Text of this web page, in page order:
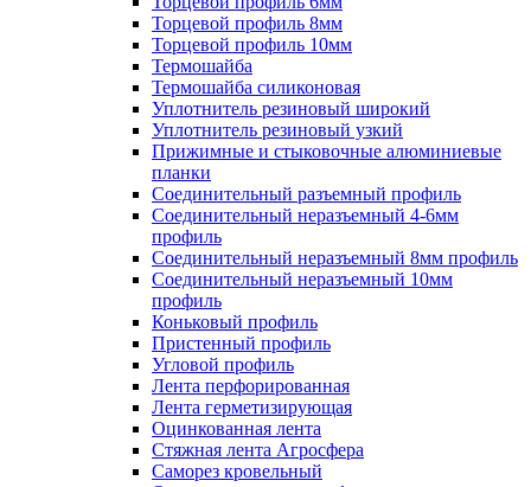
Торцевой профиль 8мм
Торцевой профиль 10мм
Термошайба
Термошайба силиконовая
Уплотнитель резиновый широкий
Уплотнитель резиновый узкий
Прижимные и стыковочные алюминиевые
планки
Соединительный разъемный профиль
Соединительный неразъемный 4-6мм
профиль
Соединительный неразъемный 8мм профиль
Соединительный неразъемный 10мм
профиль
Коньковый профиль
Пристенный профиль
Угловой профиль
Лента перфорированная
Лента герметизирующая
Оцинкованная лента
Стяжная лента Агросфера
Саморез кровельный